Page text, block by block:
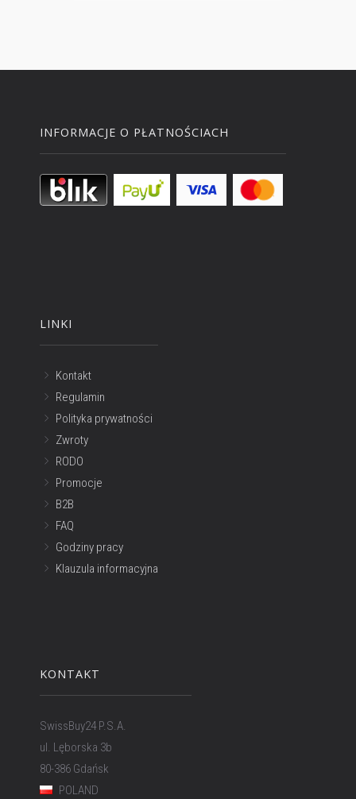
INFORMACJE O PŁATNOŚCIACH
LINKI
Kontakt
Regulamin
Polityka prywatności
Zwroty
RODO
Promocje
B2B
FAQ
Godziny pracy
Klauzula informacyjna
KONTAKT
SwissBuy24 P.S.A.
ul. Lęborska 3b
80-386 Gdańsk
POLAND